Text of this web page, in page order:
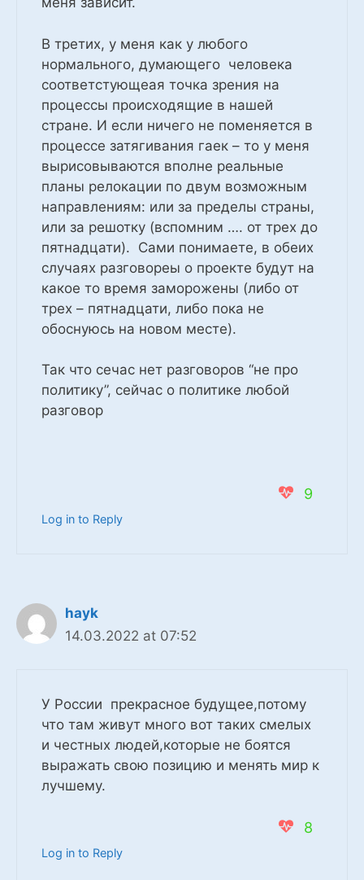
В третих, у меня как у любого
нормального, думающего человека
соответстующеая точка зрения на
процессы происходящие в нашей
стране. И если ничего не поменяется в
процессе затягивания гаек – то у меня
вырисовываются вполне реальные
планы релокации по двум возможным
направлениям: или за пределы страны,
или за решотку (вспомним …. от трех до
пятнадцати). Сами понимаете, в обеих
случаях разговореы о проекте будут на
какое то время заморожены (либо от
трех – пятнадцати, либо пока не
обоснуюсь на новом месте).
Так что сечас нет разговоров “не про
политику”, сейчас о политике любой
разговор
9
Log in to Reply
hayk
14.03.2022 at 07:52
У России прекрасное будущее,потому
что там живут много вот таких смелых
и честных людей,которые не боятся
выражать свою позицию и менять мир к
лучшему.
8
Log in to Reply